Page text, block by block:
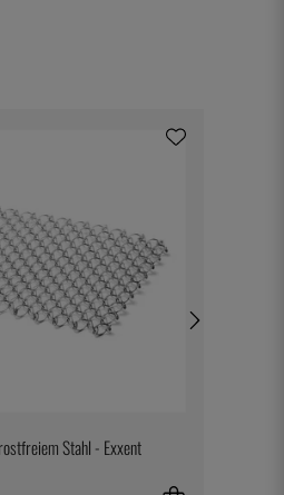
Stahl - Exxent